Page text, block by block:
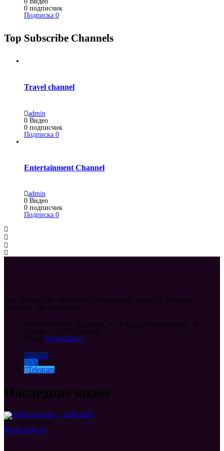
0 подписчик
Подписка 0
Top Subscribe Channels
Travel channel
admin
0 Видео
0 подписчик
Подписка 0
Entertainment Channel
admin
0 Видео
0 подписчик
Подписка 0
При полном или частичном цитировании ссылка на Телеканал
Норильск ТВ обязательна.
Address663300, Норильск, ул. Богдана Хмельницкого, 18
Phone +7 (3919) 34-26-00
Emailtv@norilsk.tv
Rutube
VK
Telegram
Последние видео
Смотреть позже
Итоги недели